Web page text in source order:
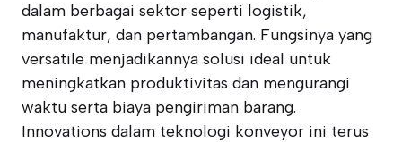
dalam berbagai sektor seperti logistik,
manufaktur, dan pertambangan. Fungsinya yang
versatile menjadikannya solusi ideal untuk
meningkatkan produktivitas dan mengurangi
waktu serta biaya pengiriman barang.
Innovations dalam teknologi konveyor ini terus